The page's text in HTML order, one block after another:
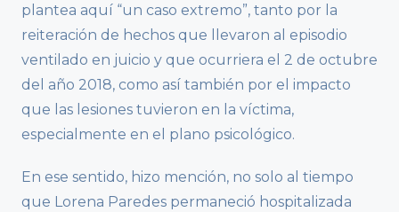
plantea aquí “un caso extremo”, tanto por la
reiteración de hechos que llevaron al episodio
ventilado en juicio y que ocurriera el 2 de octubre
del año 2018, como así también por el impacto
que las lesiones tuvieron en la víctima,
especialmente en el plano psicológico.
En ese sentido, hizo mención, no solo al tiempo
que Lorena Paredes permaneció hospitalizada